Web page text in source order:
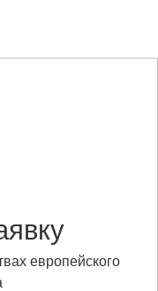
европейского